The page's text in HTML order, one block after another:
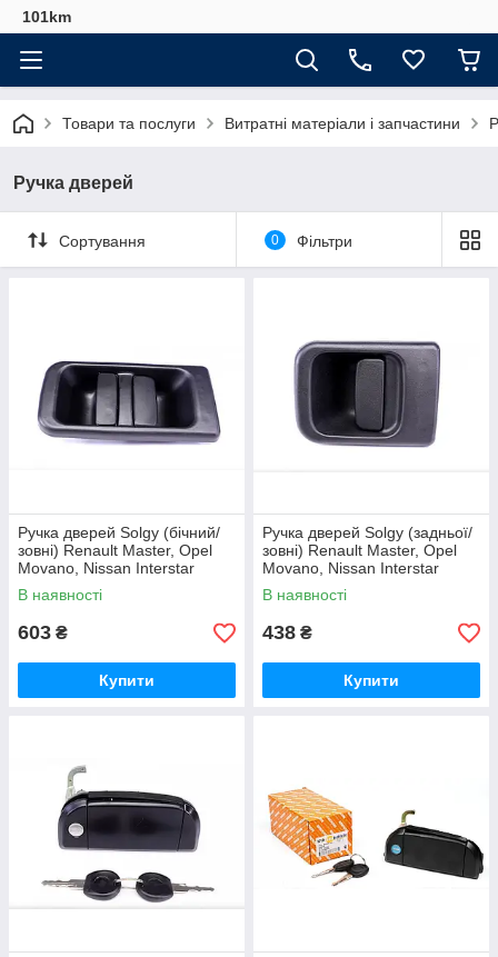
101km
Товари та послуги Витратні матеріали і запчастини
Ручка дверей
Сортування 0 Фільтри
Ручка дверей Solgy (бічний/
зовні) Renault Master, Opel
Movano, Nissan Interstar
1998-
В наявності
603 ₴
Купити
Ручка дверей Solgy (задньої/
зовні) Renault Master, Opel
Movano, Nissan Interstar
1998-
В наявності
438 ₴
Купити